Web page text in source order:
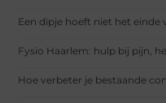
Een dipje hoeft niet het einde
Fysio Haarlem: hulp bij pijn,
Hoe verbeter je bestaande